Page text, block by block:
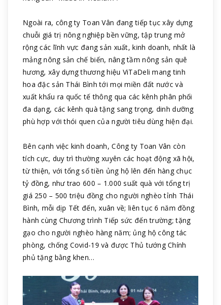
Ngoài ra, công ty Toan Vân đang tiếp tục xây dựng
chuỗi giá trị nông nghiệp bền vững, tập trung mở
rộng các lĩnh vực đang sản xuất, kinh doanh, nhất là
mảng nông sản chế biến, nâng tầm nông sản quê
hương, xây dựng thương hiệu ViTaDeli mang tinh
hoa đặc sản Thái Bình tới mọi miền đất nước và
xuất khẩu ra quốc tế thông qua các kênh phân phối
đa dạng, các kênh quà tặng sang trọng, dinh dưỡng
phù hợp với thói quen của người tiêu dùng hiện đại.
Bên cạnh việc kinh doanh, Công ty Toan Vân còn
tích cực, duy trì thường xuyên các hoạt động xã hội,
từ thiện, với tổng số tiền ủng hộ lên đến hàng chục
tỷ đồng, như trao 600 – 1.000 suất quà với tổng trị
giá 250 – 500 triệu đồng cho người nghèo tỉnh Thái
Bình, mỗi dịp Tết đến, xuân về; liên tục 6 năm đồng
hành cùng Chương trình Tiếp sức đến trường; tặng
gạo cho người nghèo hàng năm; ủng hộ công tác
phòng, chống Covid-19 và được Thủ tướng Chính
phủ tặng bằng khen…